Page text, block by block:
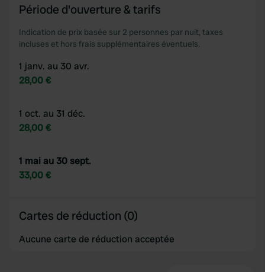
Période d'ouverture & tarifs
Indication de prix basée sur 2 personnes par nuit, taxes
incluses et hors frais supplémentaires éventuels.
1 janv. au 30 avr.
28,00 €
1 oct. au 31 déc.
28,00 €
1 mai au 30 sept.
33,00 €
Cartes de réduction (0)
Aucune carte de réduction acceptée